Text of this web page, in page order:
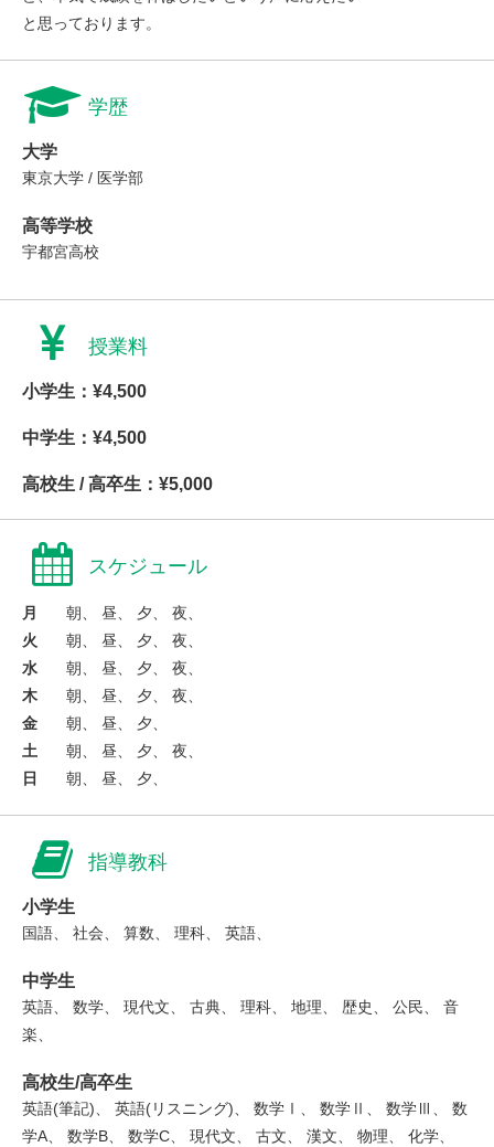
と思っております。
学歴
大学
東京大学 / 医学部
高等学校
宇都宮高校
授業料
小学生：¥4,500
中学生：¥4,500
高校生 / 高卒生：¥5,000
スケジュール
月
朝、 昼、 夕、 夜、
火
朝、 昼、 夕、 夜、
水
朝、 昼、 夕、 夜、
木
朝、 昼、 夕、 夜、
金
朝、 昼、 夕、
土
朝、 昼、 夕、 夜、
日
朝、 昼、 夕、
指導教科
小学生
国語、 社会、 算数、 理科、 英語、
中学生
英語、 数学、 現代文、 古典、 理科、 地理、 歴史、 公民、 音
楽、
高校生/高卒生
英語(筆記)、 英語(リスニング)、 数学Ⅰ、 数学Ⅱ、 数学Ⅲ、 数
学A、 数学B、 数学C、 現代文、 古文、 漢文、 物理、 化学、